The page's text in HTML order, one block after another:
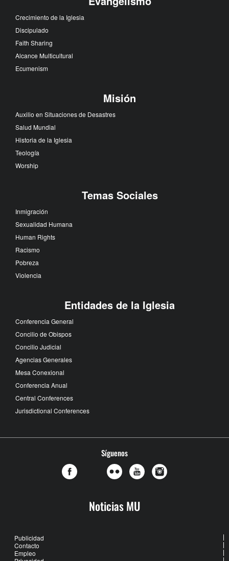
Crecimiento de la Iglesia
Discipulado
Faith Sharing
Alcance Multicultural
Ecumenism
Misión
Auxilio en Situaciones de Desastres
Salud Mundial
Historia de la Iglesia
Teología
Worship
Temas Sociales
Inmigración
Sexualidad Humana
Human Rights
Racismo
Pobreza
Violencia
Entidades de la Iglesia
Conferencia General
Concilio de Obispos
Concilio Judicial
Agencias Generales
Mesa Conexional
Conferencia Anual
Central Conferences
Jurisdictional Conferences
Síguenos
Noticias MU
Publicidad
Contacto
Empleo